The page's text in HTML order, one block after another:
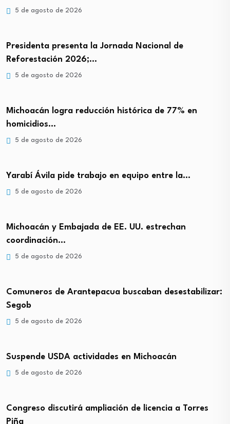
5 de agosto de 2026
Presidenta presenta la Jornada Nacional de
Reforestación 2026;…
5 de agosto de 2026
Michoacán logra reducción histórica de 77% en
homicidios…
5 de agosto de 2026
Yarabí Ávila pide trabajo en equipo entre la…
5 de agosto de 2026
Michoacán y Embajada de EE. UU. estrechan
coordinación…
5 de agosto de 2026
Comuneros de Arantepacua buscaban desestabilizar:
Segob
5 de agosto de 2026
Suspende USDA actividades en Michoacán
5 de agosto de 2026
Congreso discutirá ampliación de licencia a Torres
Piña